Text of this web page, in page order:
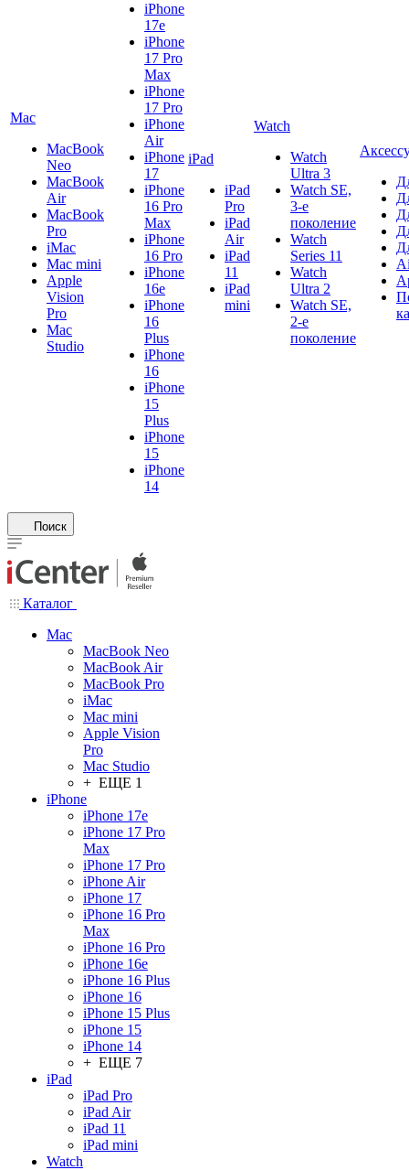
Mac
MacBook
Neo
MacBook
Air
MacBook
Pro
iMac
Mac mini
Apple
Vision
Pro
Mac
Studio
iPhone
17e
iPhone
17 Pro
Max
iPhone
17 Pro
iPhone
Air
iPhone
17
iPhone
16 Pro
Max
iPhone
16 Pro
iPhone
16e
iPhone
16
Plus
iPhone
16
iPhone
15
Plus
iPhone
15
iPhone
14
iPad
iPad
Pro
iPad
Air
iPad
11
iPad
mini
Watch
Watch
Ultra 3
Watch SE,
3-е
поколение
Watch
Series 11
Watch
Ultra 2
Watch SE,
2-е
поколение
Поиск
Каталог
Mac
MacBook Neo
MacBook Air
MacBook Pro
iMac
Mac mini
Apple Vision
Pro
Mac Studio
+ ЕЩЕ 1
iPhone
iPhone 17e
iPhone 17 Pro
Max
iPhone 17 Pro
iPhone Air
iPhone 17
iPhone 16 Pro
Max
iPhone 16 Pro
iPhone 16e
iPhone 16 Plus
iPhone 16
iPhone 15 Plus
iPhone 15
iPhone 14
+ ЕЩЕ 7
iPad
iPad Pro
iPad Air
iPad 11
iPad mini
Watch